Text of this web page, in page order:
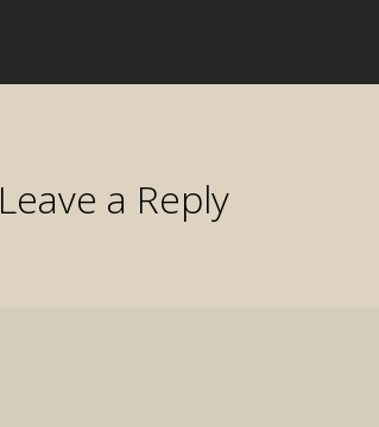
Leave a Reply